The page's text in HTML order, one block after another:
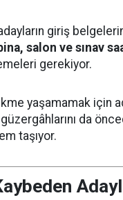
giriş
salon ve sınav
gerekiyor.
yaşamamak için
da
taşıyor.